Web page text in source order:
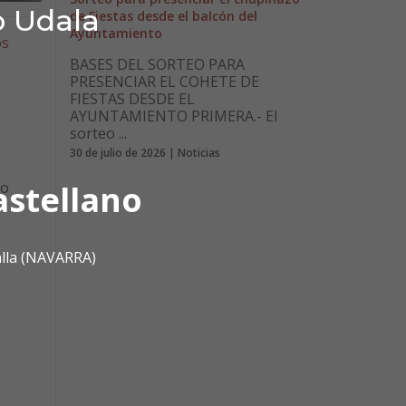
Udala
(NAVARRA)
de Fiestas desde el balcón del
Ayuntamiento
BASES DEL SORTEO PARA
PRESENCIAR EL COHETE DE
FIESTAS DESDE EL
AYUNTAMIENTO PRIMERA.- El
sorteo ...
30 de julio de 2026 | Noticias